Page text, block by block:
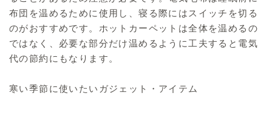
布団を温めるために使用し、寝る際にはスイッチを切る
のがおすすめです。ホットカーペットは全体を温めるの
ではなく、必要な部分だけ温めるように工夫すると電気
代の節約にもなります。
寒い季節に使いたいガジェット・アイテム